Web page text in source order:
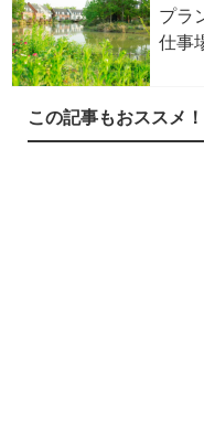
プラ
仕事
この記事もおススメ！